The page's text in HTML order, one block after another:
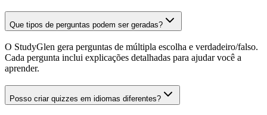
Que tipos de perguntas podem ser geradas?
O StudyGlen gera perguntas de múltipla escolha e verdadeiro/falso.
Cada pergunta inclui explicações detalhadas para ajudar você a
aprender.
Posso criar quizzes em idiomas diferentes?